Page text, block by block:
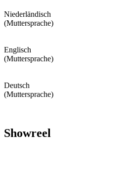
Niederländisch
(Muttersprache)
Englisch
(Muttersprache)
Deutsch
(Muttersprache)
Showreel